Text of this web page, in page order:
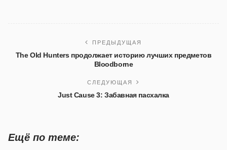
ПРЕДЫДУЩАЯ
The Old Hunters продолжает историю лучших предметов
Bloodborne
СЛЕДУЮЩАЯ
Just Cause 3: Забавная пасхалка
Ещё по теме: